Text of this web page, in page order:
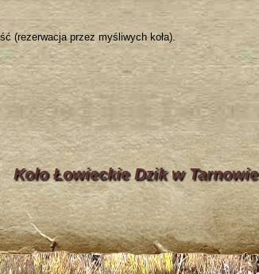
(rezerwacja przez myśliwych koła).
Koło Łowieckie Dzik w Tarnowie